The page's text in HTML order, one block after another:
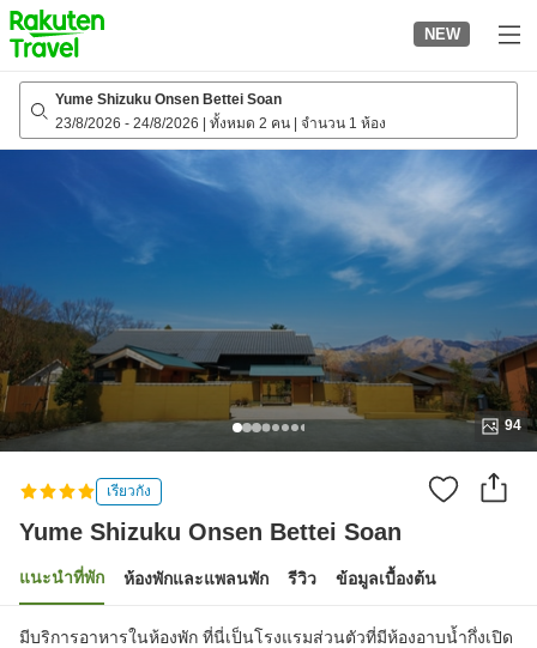
to
top
page
NEW
Yume Shizuku Onsen Bettei Soan
23/8/2026 - 24/8/2026 ทั้งหมด 2 คน จำนวน 1 ห้อง
94
เรียวกัง
Yume Shizuku Onsen Bettei Soan
แนะนำที่พัก ห้องพักและแพลนพัก รีวิว ข้อมูลเบื้องต้น
มีบริการอาหารในห้องพัก ที่นี่เป็นโรงแรมส่วนตัวที่มีห้องอาบน้ำกึ่งเปิด